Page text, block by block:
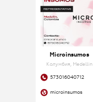
Microinsumos
Колумбия, Medellin
573016040712
microinsumos